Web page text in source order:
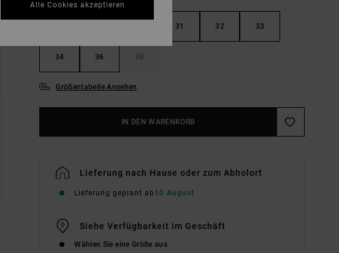
31 32 33
34 36 38
Größentabelle Ansehen
IN DEN WARENKORB
Lieferung nach Hause oder zum Abholort
Lieferung geplant ab 10 August
Siehe Verfügbarkeit im Geschäft
Wählen Sie eine Größe aus
Alle Cookies akzeptieren